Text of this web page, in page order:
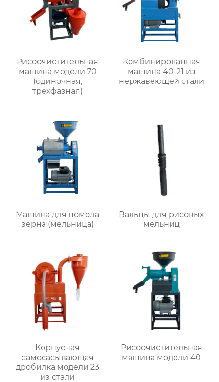
Рисоочистительная
машина модели 70
(одиночная,
трехфазная)
Комбинированная
машина 40-21 из
нержавеющей стали
Машина для помола
зерна (мельница)
Вальцы для рисовых
мельниц
Корпусная
самоcасывающая
дробилка модели 23
из стали
Рисоочистительная
машина модели 40